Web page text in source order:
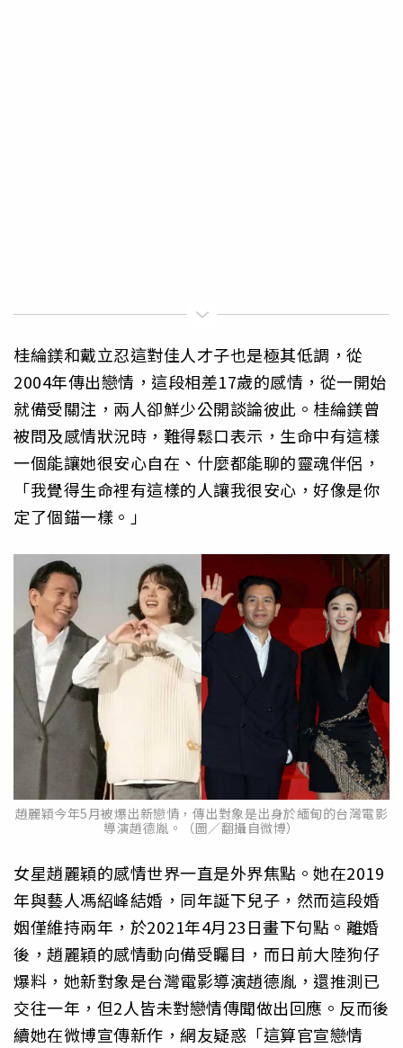
桂綸鎂和戴立忍這對佳人才子也是極其低調，從
2004年傳出戀情，這段相差17歲的感情，從一開始
就備受關注，兩人卻鮮少公開談論彼此。桂綸鎂曾
被問及感情狀況時，難得鬆口表示，生命中有這樣
一個能讓她很安心自在、什麼都能聊的靈魂伴侶，
「我覺得生命裡有這樣的人讓我很安心，好像是你
定了個錨一樣。」
趙麗穎今年5月被爆出新戀情，傳出對象是出身於緬甸的台灣電影
導演趙德胤。（圖／翻攝自微博）
女星趙麗穎的感情世界一直是外界焦點。她在2019
年與藝人馮紹峰結婚，同年誕下兒子，然而這段婚
姻僅維持兩年，於2021年4月23日畫下句點。離婚
後，趙麗穎的感情動向備受矚目，而日前大陸狗仔
爆料，她新對象是台灣電影導演趙德胤，還推測已
交往一年，但2人皆未對戀情傳聞做出回應。反而後
續她在微博宣傳新作，網友疑惑「這算官宣戀情